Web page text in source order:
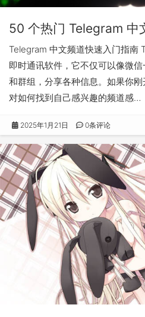
50 个热门 Telegram 中
Telegram 中文频道快速入门指南
即时通讯软件，它不仅可以像微
和群组，分享各种信息。如果你
对如何找到自己感兴趣的频道感…
2025年1月21日 0条评论